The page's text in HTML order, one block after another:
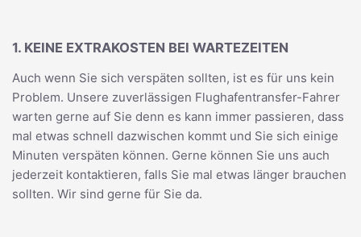
1. KEINE EXTRAKOSTEN BEI WARTEZEITEN
Auch wenn Sie sich verspäten sollten, ist es für uns kein
Problem. Unsere zuverlässigen Flughafentransfer-Fahrer
warten gerne auf Sie denn es kann immer passieren, dass
mal etwas schnell dazwischen kommt und Sie sich einige
Minuten verspäten können. Gerne können Sie uns auch
jederzeit kontaktieren, falls Sie mal etwas länger brauchen
sollten. Wir sind gerne für Sie da.